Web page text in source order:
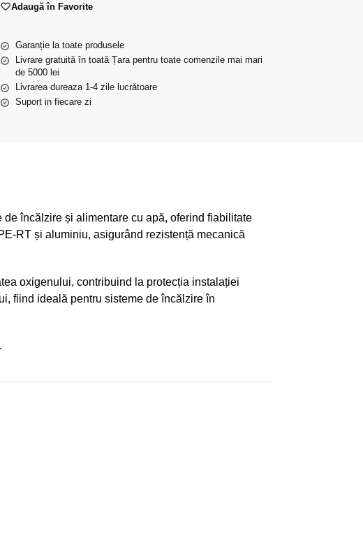
Adaugă în Favorite
Garanție la toate produsele
Livrare gratuită în toată Țara pentru toate comenzile mai mari
de 5000 lei
Livrarea dureaza 1-4 zile lucrătoare
Suport in fiecare zi
încălzire și alimentare cu apă, oferind fiabilitate
RT și aluminiu, asigurând rezistență mecanică
oxigenului, contribuind la protecția instalației
fiind ideală pentru sisteme de încălzire în